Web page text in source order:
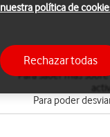
Puedes desviar al
Para saber más
Para poder
nuestra política de
Rechazar todas